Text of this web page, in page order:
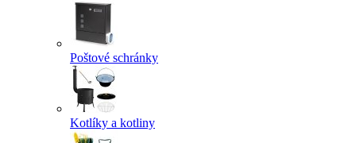
Poštové schránky
Kotlíky a kotliny